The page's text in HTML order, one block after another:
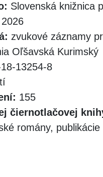
Slovenská knižnica
2026
zvukové záznamy
Oľšavská Kurimský
13254-8
155
čiernotlačovej
romány,